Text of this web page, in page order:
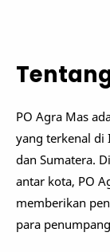
PO Agra Mas
yang terkenal di
dan Sumatera.
antar kota, PO
memberikan
para